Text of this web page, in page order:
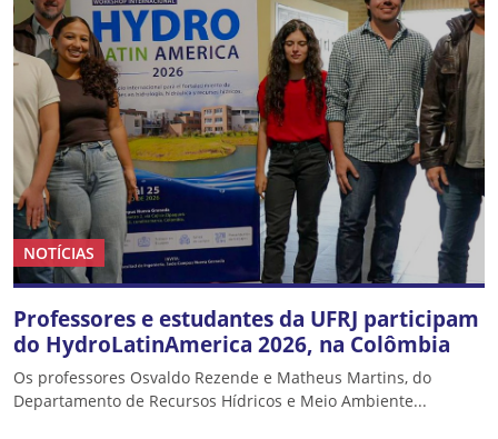
NOTÍCIAS
Professores e estudantes da UFRJ participam
do HydroLatinAmerica 2026, na Colômbia
Os professores Osvaldo Rezende e Matheus Martins, do
Departamento de Recursos Hídricos e Meio Ambiente...